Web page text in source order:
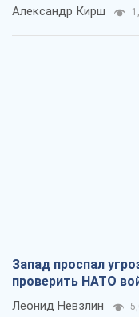
Александр Кирш
Запад проспал
проверить НАТО
Леонид Невзлин